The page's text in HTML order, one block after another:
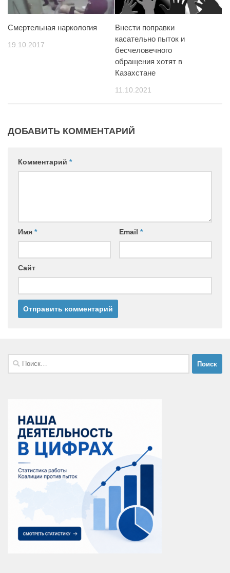
Смертельная наркология
19.10.2017
Внести поправки
касательно пыток и
бесчеловечного
обращения хотят в
Казахстане
11.10.2021
ДОБАВИТЬ КОММЕНТАРИЙ
Комментарий *
Имя * Email *
Сайт
Найти: